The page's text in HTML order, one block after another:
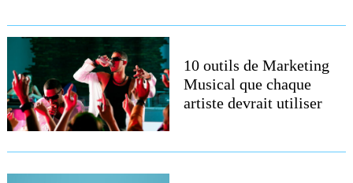
10 outils de Marketing
Musical que chaque
artiste devrait utiliser